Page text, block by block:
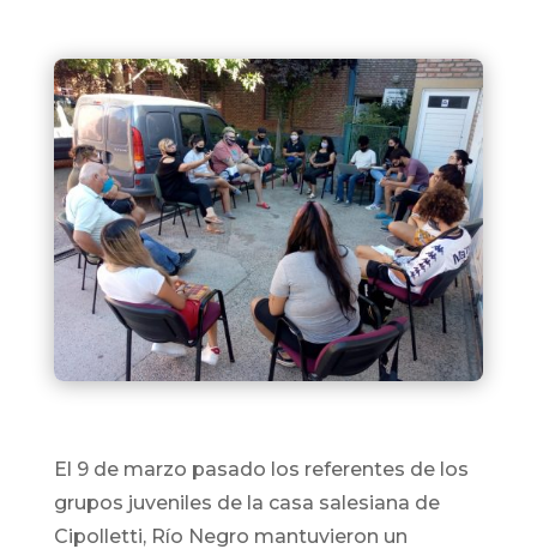
El 9 de marzo pasado los referentes de los
grupos juveniles de la casa salesiana de
Cipolletti, Río Negro mantuvieron un